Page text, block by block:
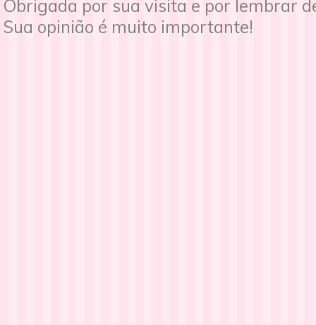
Obrigada por sua visita e por lembrar
Sua opinião é muito importante!